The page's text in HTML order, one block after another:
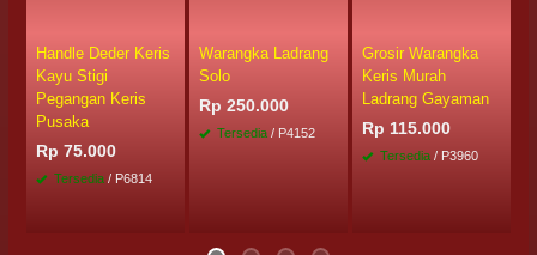
Handle Deder Keris
Kayu Stigi
Pegangan Keris
Pusaka
Rp 75.000
Tersedia / P6814
Warangka Ladrang
Solo
Rp 250.000
Tersedia / P4152
Grosir Warangka
Keris Murah
Ladrang Gayaman
Rp 115.000
Tersedia / P3960